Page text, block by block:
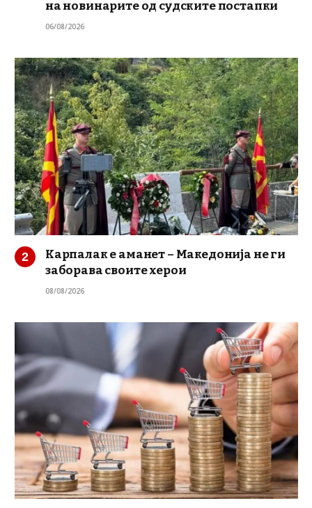
на новинарите од судските постапки
06/08/2026
Карпалак е аманет – Македонија не ги
заборава своите херои
08/08/2026